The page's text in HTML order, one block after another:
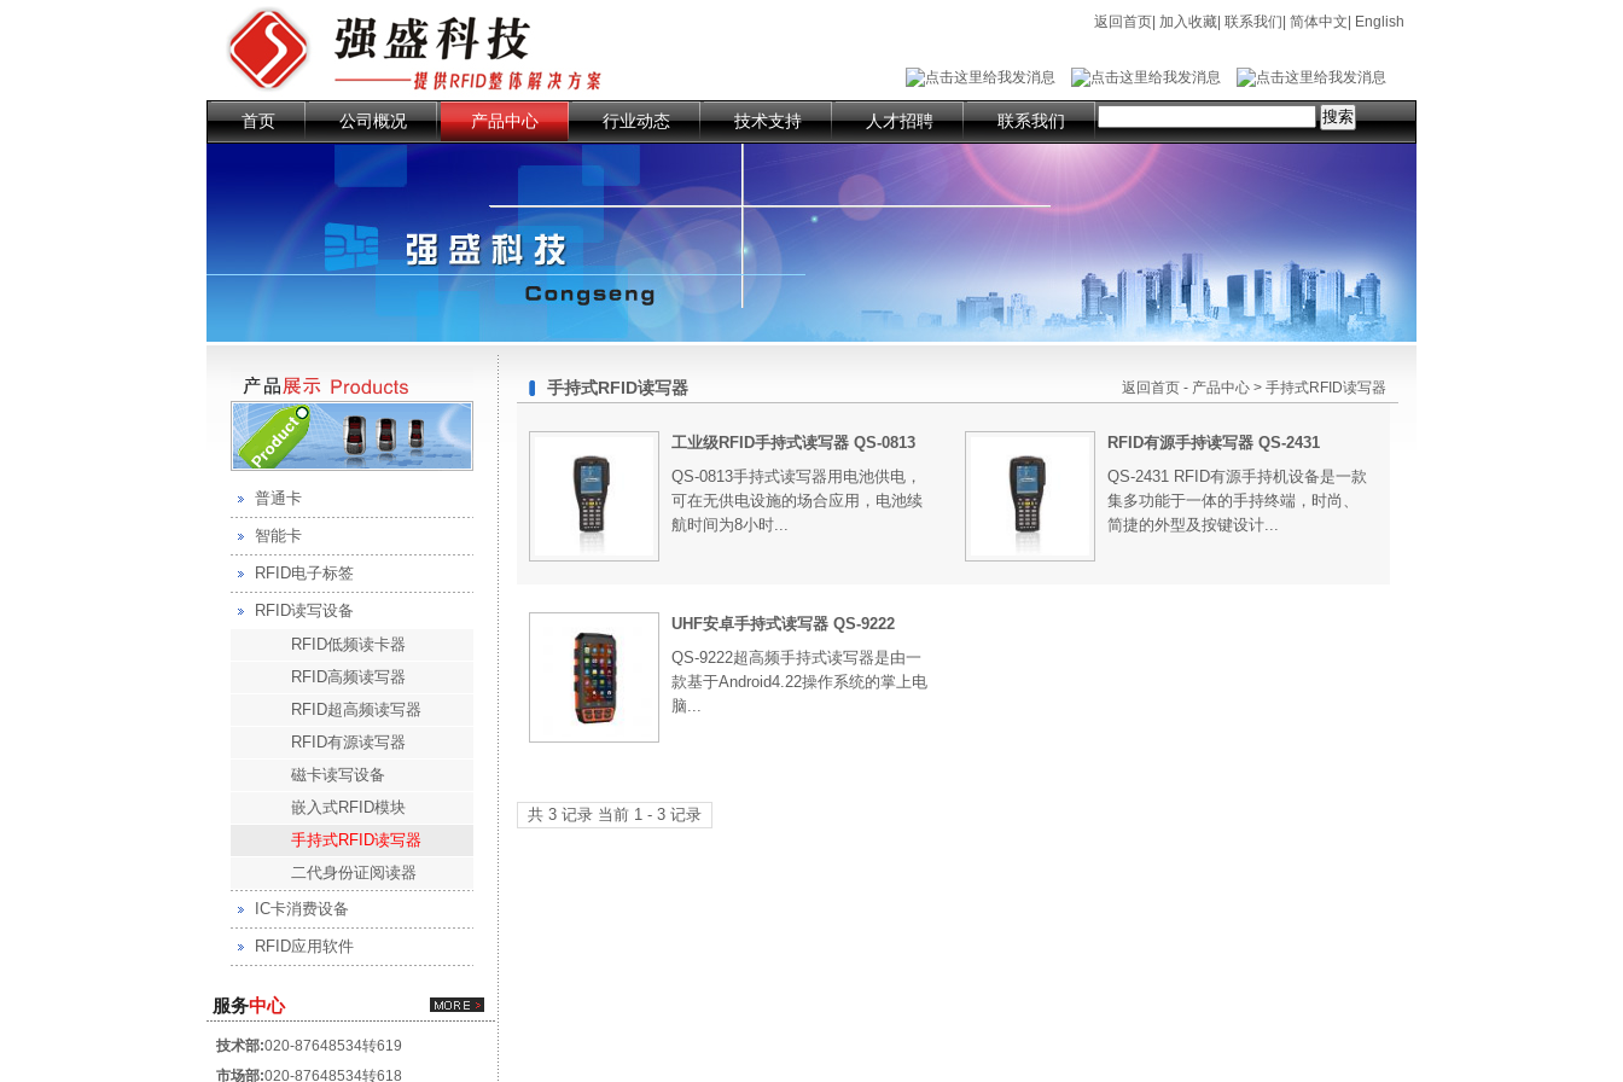
返回首页 加入收藏 联系我们 简体中文 English
首页 公司概况 产品中心 行业动态 技术支持 人才招聘 联系我们
普通卡
智能卡
RFID电子标签
RFID读写设备
RFID低频读卡器
RFID高频读写器
RFID超高频读写器
RFID有源读写器
磁卡读写设备
嵌入式RFID模块
手持式RFID读写器
二代身份证阅读器
IC卡消费设备
RFID应用软件
服务中心
技术部:020-87648534转619
市场部:020-87648534转618
手持式RFID读写器 返回首页 - 产品中心 > 手持式RFID读写器
工业级RFID手持式读写器 QS-0813
QS-0813手持式读写器用电池供电，
可在无供电设施的场合应用，电池续
航时间为8小时...
RFID有源手持读写器 QS-2431
QS-2431 RFID有源手持机设备是一款
集多功能于一体的手持终端，时尚、
简捷的外型及按键设计...
UHF安卓手持式读写器 QS-9222
QS-9222超高频手持式读写器是由一
款基于Android4.22操作系统的掌上电
脑...
共 3 记录 当前 1 - 3 记录